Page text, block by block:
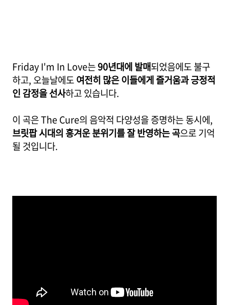
Friday I'm In Love는90년대에 발매되었음에도 불구
하고, 오늘날에도여전히 많은 이들에게 즐거움과 긍정적
인 감정을 선사하고 있습니다.
이 곡은 The Cure의 음악적 다양성을 증명하는 동시에,
브릿팝 시대의 흥겨운 분위기를 잘 반영하는 곡으로 기억
될 것입니다.